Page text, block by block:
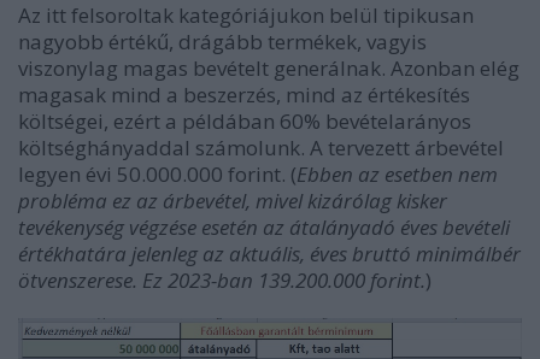
Az itt felsoroltak kategóriájukon belül tipikusan
nagyobb értékű, drágább termékek, vagyis
viszonylag magas bevételt generálnak. Azonban elég
magasak mind a beszerzés, mind az értékesítés
költségei, ezért a példában 60% bevételarányos
költséghányaddal számolunk. A tervezett árbevétel
legyen évi 50.000.000 forint. (Ebben az esetben nem
probléma ez az árbevétel, mivel kizárólag kisker
tevékenység végzése esetén az átalányadó éves bevételi
értékhatára jelenleg az aktuális, éves bruttó minimálbér
ötvenszerese. Ez 2023-ban 139.200.000 forint.)